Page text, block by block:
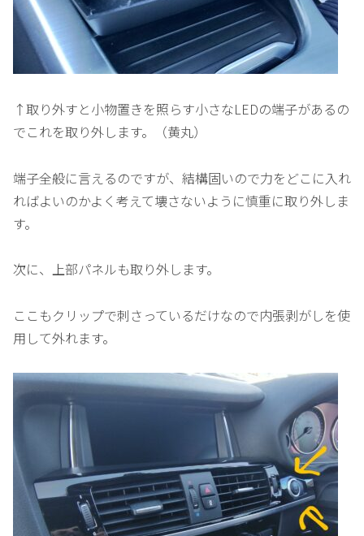
↑取り外すと小物置きを照らす小さなLEDの端子があるの
でこれを取り外します。（黄丸）
端子全般に言えるのですが、結構固いので力をどこに入れ
ればよいのかよく考えて壊さないように慎重に取り外しま
す。
次に、上部パネルも取り外します。
ここもクリップで刺さっているだけなので内張剥がしを使
用して外れます。